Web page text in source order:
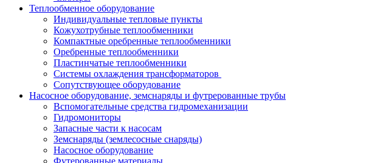
Теплообменное оборудование
Индивидуальные тепловые пункты
Кожухотрубные теплообменники
Компактные оребренные теплообменники
Оребренные теплообменники
Пластинчатые теплообменники
Системы охлаждения трансформаторов
Сопутствующее оборудование
Насосное оборудование, земснаряды и футрерованные трубы
Вспомогательные средства гидромеханизации
Гидромониторы
Запасные части к насосам
Земснаряды (землесосные снаряды)
Насосное оборудование
Футерованные материалы